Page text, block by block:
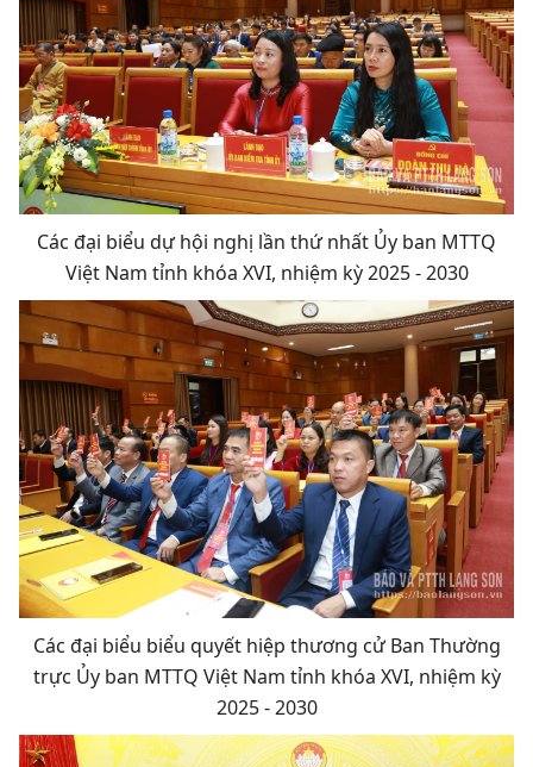
Các đại biểu dự hội nghị lần thứ nhất Ủy ban MTTQ
Việt Nam tỉnh khóa XVI, nhiệm kỳ 2025 - 2030
Các đại biểu biểu quyết hiệp thương cử Ban Thường
trực Ủy ban MTTQ Việt Nam tỉnh khóa XVI, nhiệm kỳ
2025 - 2030